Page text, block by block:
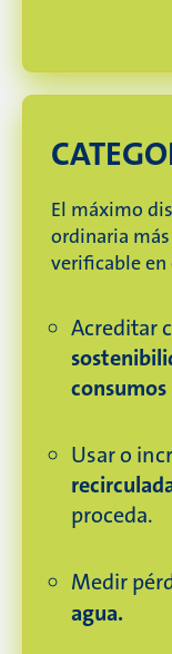
El máximo
ordinaria
verificable
Acreditar
consumos
Usar o
proceda.
Medir
agua.